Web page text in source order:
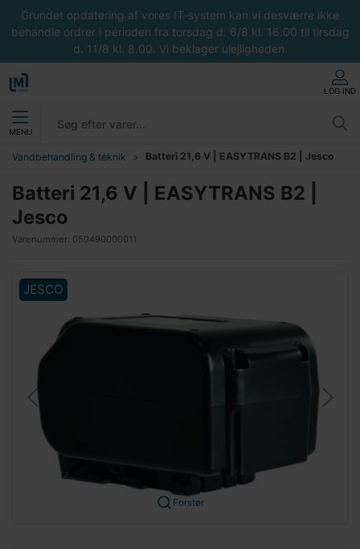
Grundet opdatering af vores IT-system kan vi desværre ikke
behandle ordrer i perioden fra torsdag d. 6/8 kl. 16.00 til tirsdag
d. 11/8 kl. 8.00. Vi beklager ulejligheden.
LOG IND
MENU
Vandbehandling & teknik Batteri 21,6 V | EASYTRANS B2 | Jesco
Batteri 21,6 V | EASYTRANS B2 |
Jesco
Varenummer: 050490000011
JESCO
Forstør